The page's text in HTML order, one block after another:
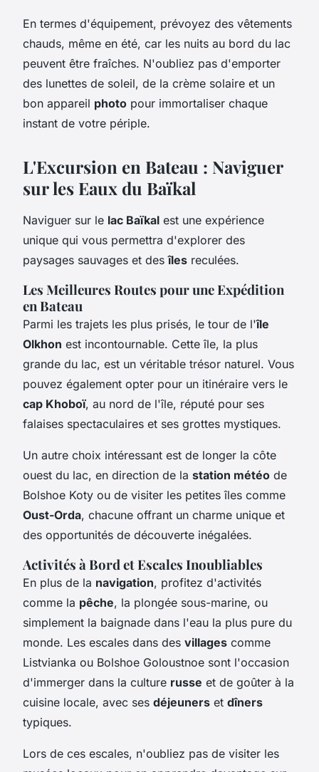
En termes d'équipement, prévoyez des vêtements
chauds, même en été, car les nuits au bord du lac
peuvent être fraîches. N'oubliez pas d'emporter
des lunettes de soleil, de la crème solaire et un
bon appareil photo pour immortaliser chaque
instant de votre périple.
L'Excursion en Bateau : Naviguer
sur les Eaux du Baïkal
Naviguer sur le lac Baïkal est une expérience
unique qui vous permettra d'explorer des
paysages sauvages et desîles reculées.
Les Meilleures Routes pour une Expédition
en Bateau
Parmi les trajets les plus prisés, le tour de l'île
Olkhon est incontournable. Cette île, la plus
grande du lac, est un véritable trésor naturel. Vous
pouvez également opter pour un itinéraire vers le
cap Khoboï, au nord de l'île, réputé pour ses
falaises spectaculaires et ses grottes mystiques.
Un autre choix intéressant est de longer la côte
ouest du lac, en direction de la station météo de
Bolshoe Koty ou de visiter les petites îles comme
Oust-Orda, chacune offrant un charme unique et
des opportunités de découverte inégalées.
Activités à Bord et Escales Inoubliables
En plus de la navigation, profitez d'activités
comme la pêche, la plongée sous-marine, ou
simplement la baignade dans l'eau la plus pure du
monde. Les escales dans des villages comme
Listvianka ou Bolshoe Goloustnoe sont l'occasion
d'immerger dans la culture russe et de goûter à la
cuisine locale, avec ses déjeuners et dîners
typiques.
Lors de ces escales, n'oubliez pas de visiter les